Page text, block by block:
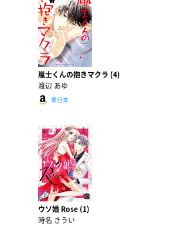
嵐士くんの抱きマクラ (4)
渡辺 あゆ
単行本
ウソ婚 Rose (1)
時名 きうい